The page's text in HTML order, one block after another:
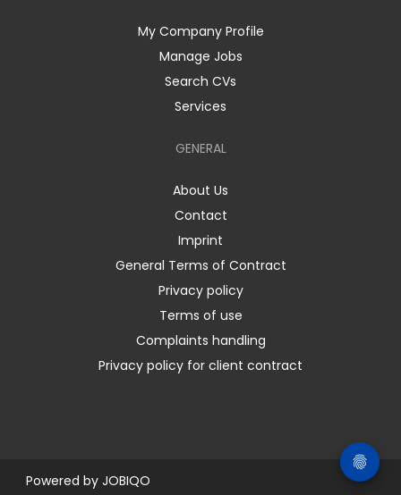
My Company Profile
Manage Jobs
Search CVs
Services
GENERAL
About Us
Contact
Imprint
General Terms of Contract
Privacy policy
Terms of use
Complaints handling
Privacy policy for client contract
Powered by JOBIQO